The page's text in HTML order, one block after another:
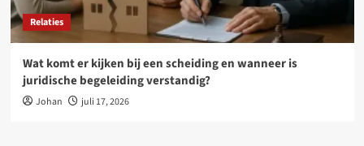
Relaties
Wat komt er kijken bij een scheiding en wanneer is
juridische begeleiding verstandig?
Johan juli 17, 2026